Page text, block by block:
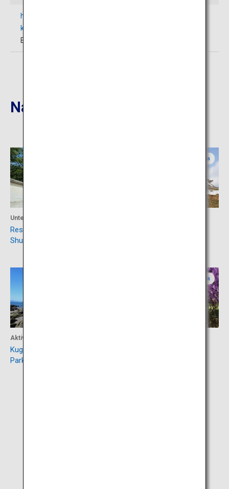
http://www.gururich-
kitaq.com/en/recommend/index.php?id=2
Englisch)
Nahgelegene Reiseziele
Unterkunft
Restaurant Shimonoseki
Shunpanro
Fukuoka
Aktivität
Kuguri Iwa im Kap Motoyama
Park
Fukuoka